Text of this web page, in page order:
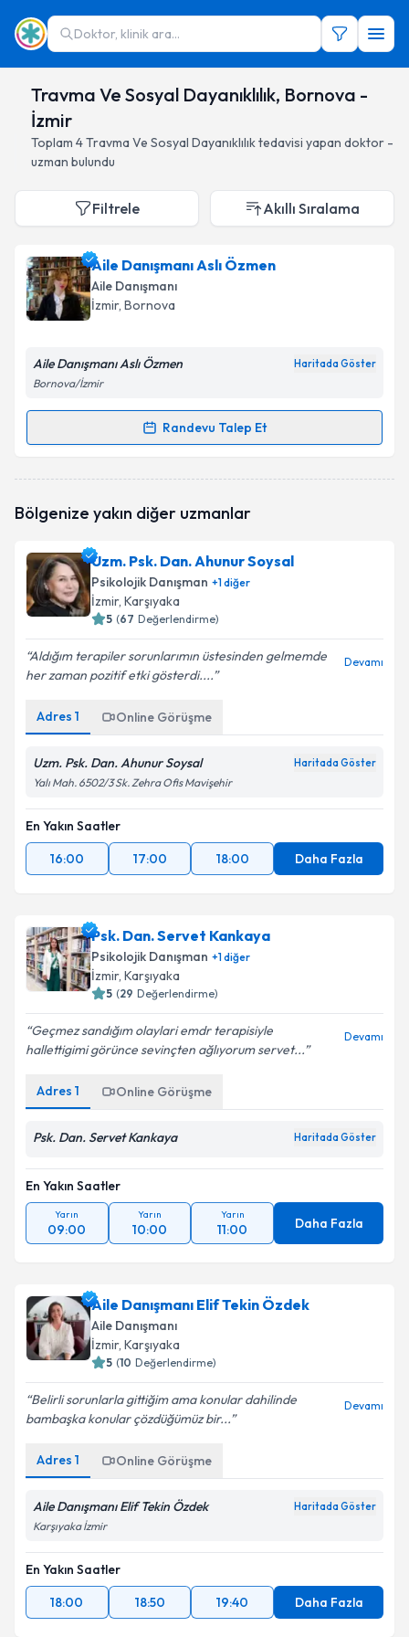
Doktor, klinik ara...
Travma Ve Sosyal Dayanıklılık, Bornova -
İzmir
Toplam 4Travma Ve Sosyal Dayanıklılıktedavisi yapan doktor -
uzman bulundu
Filtrele Akıllı Sıralama
Aile Danışmanı Aslı Özmen
Aile Danışmanı
İzmir, Bornova
Aile Danışmanı Aslı Özmen Haritada Göster
Bornova/İzmir
Randevu Talep Et
Randevu Takvimi Talebi
talebi oluşturun. Size bu uzmandan randevu almanız
bilgilendireceğiz.
E-posta Adresiniz
Kişisel verilerimin işlenmesine ilişkin
kapsamda işlenmesini kabul ediyorum.
Takvim Talebini Gönder
Bölgenize yakın diğer uzmanlar
Uzm. Psk. Dan. Ahunur Soysal
Psikolojik Danışman +1diğer
İzmir, Karşıyaka
5 (67 Değerlendirme)
Aldığım terapiler sorunlarımın üstesinden gelmemde
her zaman pozitif etki gösterdi....
Devamı
Adres 1 Online Görüşme
Uzm. Psk. Dan. Ahunur Soysal Haritada Göster
Yalı Mah. 6502/3 Sk. Zehra Ofis Mavişehir
En Yakın Saatler
16:00
17:00 18:00 Daha Fazla
Psk. Dan. Servet Kankaya
Psikolojik Danışman +1diğer
İzmir, Karşıyaka
5 (29 Değerlendirme)
Geçmez sandığım olaylari emdr terapisiyle
hallettigimi görünce sevinçten ağlıyorum servet...
Devamı
Adres 1 Online Görüşme
Psk. Dan. Servet Kankaya Haritada Göster
En Yakın Saatler
Yarın
09:00
Yarın
10:00
Yarın
11:00 Daha Fazla
Aile Danışmanı Elif Tekin Özdek
Aile Danışmanı
İzmir, Karşıyaka
5 (10 Değerlendirme)
Belirli sorunlarla gittiğim ama konular dahilinde
bambaşka konular çözdüğümüz bir...
Devamı
Adres 1 Online Görüşme
Aile Danışmanı Elif Tekin Özdek Haritada Göster
Karşıyaka İzmir
En Yakın Saatler
18:00
18:50 19:40 Daha Fazla